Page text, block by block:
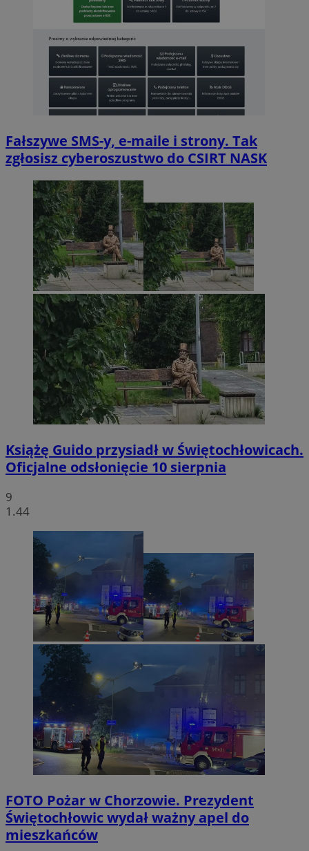
Fałszywe SMS-y, e-maile i strony. Tak
zgłosisz cyberoszustwo do CSIRT NASK
Książę Guido przysiadł w Świętochłowicach.
Oficjalne odsłonięcie 10 sierpnia
9
1.44
FOTO Pożar w Chorzowie. Prezydent
Świętochłowic wydał ważny apel do
mieszkańców